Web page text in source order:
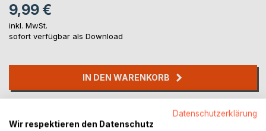
9,99 €
inkl. MwSt.
sofort verfügbar als Download
IN DEN WARENKORB
Titel bewerten
Datenschutzerklärung
Wir respektieren den Datenschutz